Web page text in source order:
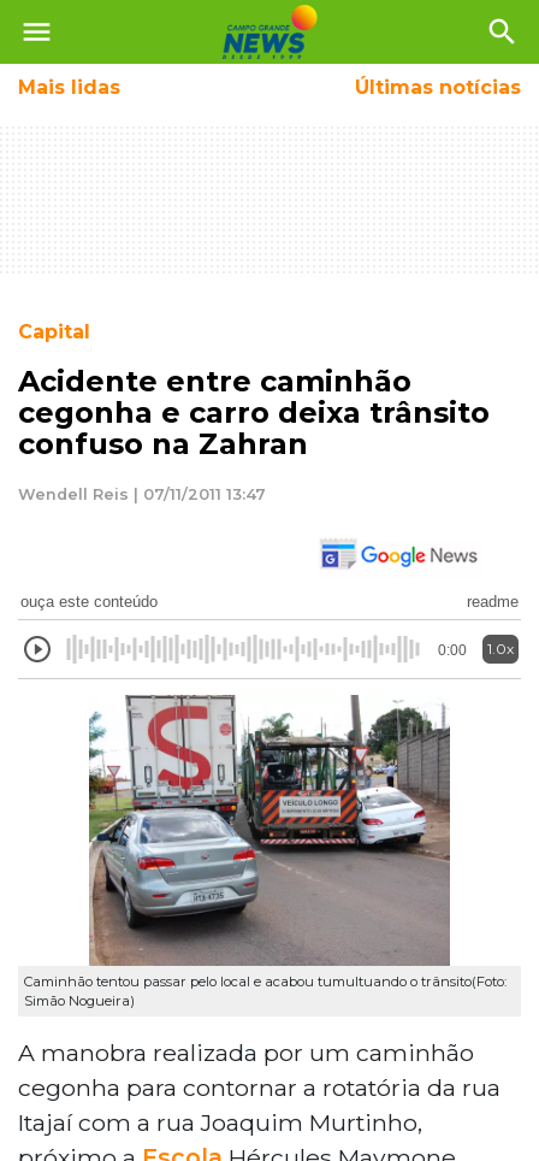
menu search
Mais lidas Últimas notícias
Capital
Acidente entre caminhão
cegonha e carro deixa trânsito
confuso na Zahran
Wendell Reis | 07/11/2011 13:47
ouça este conteúdo readme
0:00 1.0x
Caminhão tentou passar pelo local e acabou tumultuando o trânsito(Foto:
Simão Nogueira)
A manobra realizada por um caminhão
cegonha para contornar a rotatória da rua
Itajaí com a rua Joaquim Murtinho,